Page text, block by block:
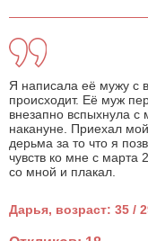
Я написала её мужу с
происходит. Её муж
внезапно вспыхнула с
накануне. Приехал
дерьма за то что я
чувств ко мне с марта
со мной и плакал.
Дарья, возраст: 35 /